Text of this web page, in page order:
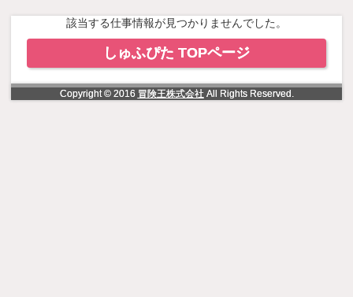
該当する仕事情報が見つかりませんでした。
しゅふぴた TOPページ
Copyright © 2016 冒険王株式会社All Rights Reserved.